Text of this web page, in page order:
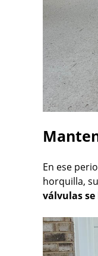
En ese
horquilla,
válvulas